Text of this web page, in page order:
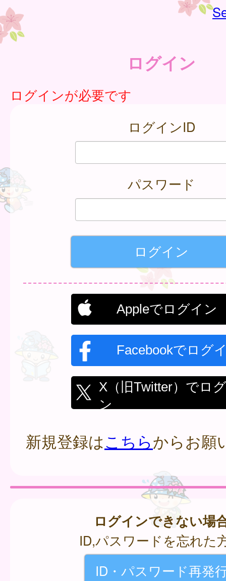
ログイン
ログインが必要です
ログインID
パスワード
Appleでログイン
Facebookでログ
X（旧Twitter）でロ
ン
新規登録はこちらからお願
ログインできない場
ID,パスワードを忘れた
ID・パスワード再発